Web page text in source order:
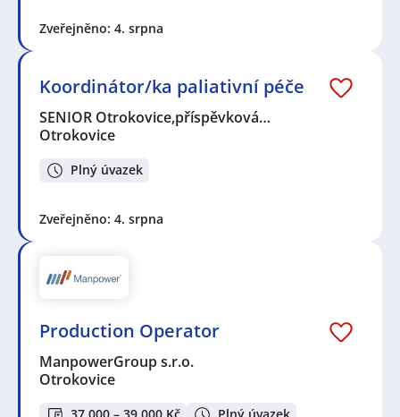
Zveřejněno: 4. srpna
Koordinátor/ka paliativní péče
SENIOR Otrokovice,příspěvková…
Otrokovice
Plný úvazek
Zveřejněno: 4. srpna
Production Operator
ManpowerGroup s.r.o.
Otrokovice